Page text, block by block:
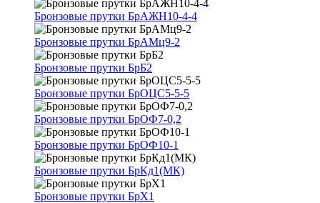
Бронзовые прутки БрАЖН10-4-4
Бронзовые прутки БрАМц9-2
Бронзовые прутки БрБ2
Бронзовые прутки БрОЦС5-5-5
Бронзовые прутки БрОФ7-0,2
Бронзовые прутки БрОФ10-1
Бронзовые прутки БрКд1(МК)
Бронзовые прутки БрХ1